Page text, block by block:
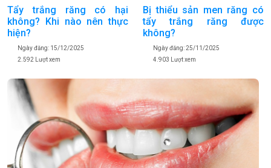
Tẩy trắng răng có hại
không? Khi nào nên thực
hiện?
Ngày đăng: 15/12/2025
2.592 Lượt xem
Bị thiểu sản men răng có
tẩy trắng răng được
không?
Ngày đăng: 25/11/2025
4.903 Lượt xem